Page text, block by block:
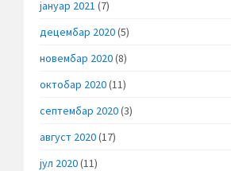
јануар 2021 (7)
децембар 2020(5)
новембар 2020(8)
октобар 2020(11)
септембар 2020(3)
август 2020(17)
јул 2020(11)